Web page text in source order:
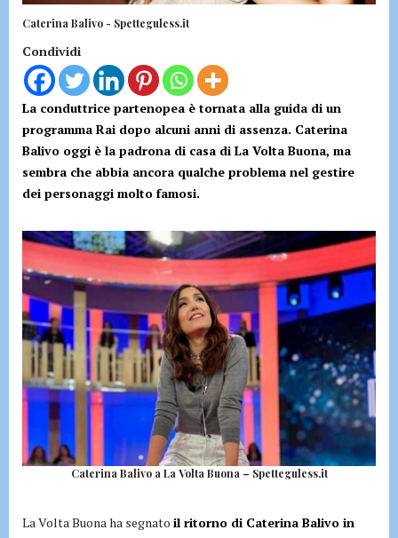
Caterina Balivo - Spetteguless.it
Condividi
La conduttrice partenopea è tornata alla guida di un
programma Rai dopo alcuni anni di assenza. Caterina
Balivo oggi è la padrona di casa di La Volta Buona, ma
sembra che abbia ancora qualche problema nel gestire
dei personaggi molto famosi.
Caterina Balivo a La Volta Buona – Spetteguless.it
La Volta Buona ha segnato il ritorno di Caterina Balivo in